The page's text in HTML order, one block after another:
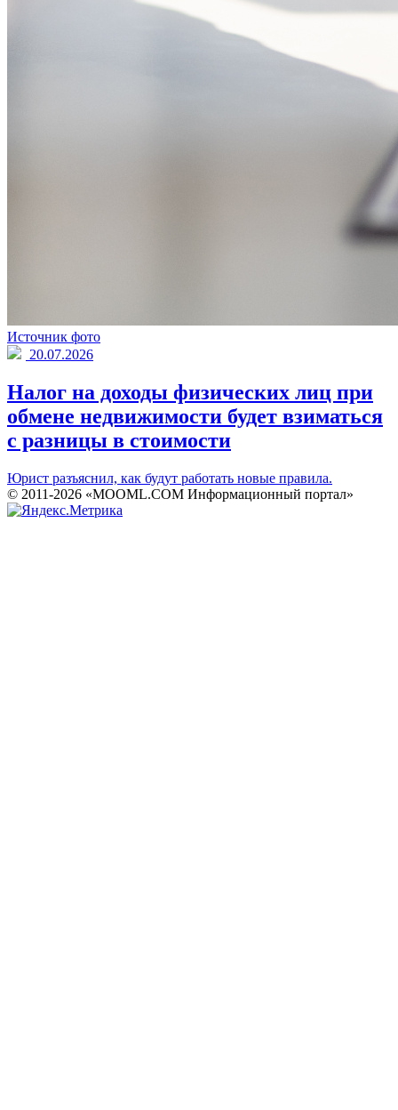
Источник фото
20.07.2026
Налог на доходы физических лиц при
обмене недвижимости будет взиматься
с разницы в стоимости
Юрист разъяснил, как будут работать новые правила.
© 2011-2026 «MOOML.COM Информационный портал»